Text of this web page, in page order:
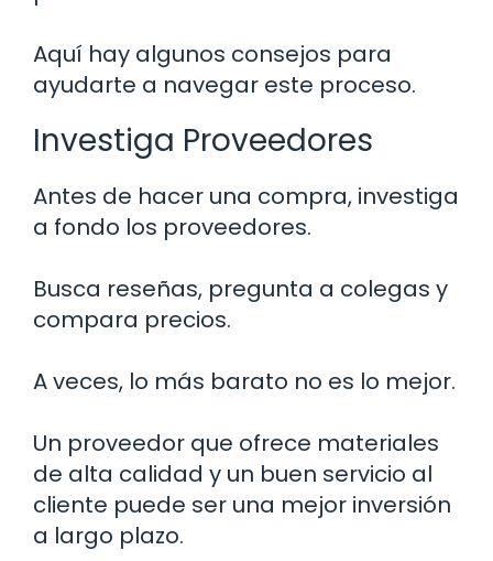
Aquí hay algunos consejos para
ayudarte a navegar este proceso.
Investiga Proveedores
Antes de hacer una compra, investiga
a fondo los proveedores.
Busca reseñas, pregunta a colegas y
compara precios.
A veces, lo más barato no es lo mejor.
Un proveedor que ofrece materiales
de alta calidad y un buen servicio al
cliente puede ser una mejor inversión
a largo plazo.